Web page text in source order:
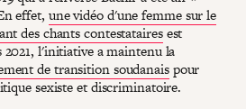
effet, une vidéo d'une femme sur le
des chants contestatairesest
2021, l'initiative a maintenu la
de transition soudanaispour
sexiste et discriminatoire.